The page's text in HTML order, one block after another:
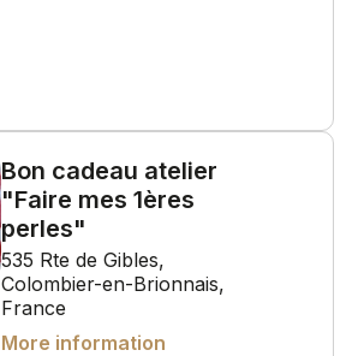
Bon cadeau atelier
"Faire mes 1ères
perles"
535 Rte de Gibles,
Colombier-en-Brionnais,
France
More information